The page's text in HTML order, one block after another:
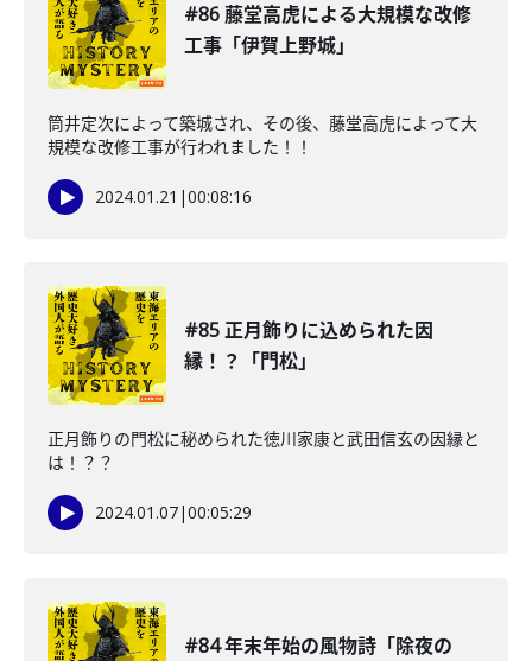
#86 藤堂高虎による大規模な改修
工事「伊賀上野城」
筒井定次によって築城され、その後、藤堂高虎によって大
規模な改修工事が行われました！！
2024.01.21 |00:08:16
#85 正月飾りに込められた因
縁！？「門松」
正月飾りの門松に秘められた徳川家康と武田信玄の因縁と
は！？？
2024.01.07|00:05:29
#84 年末年始の風物詩「除夜の